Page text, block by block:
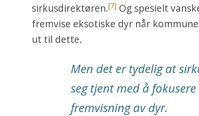
sirkusdirektøren.[7] Og spesielt
fremvise eksotiske dyr når
ut til dette.
Men det er tydelig at
seg tjent med å
fremvisning av dyr.